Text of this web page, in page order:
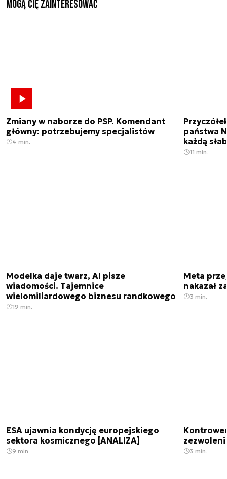
Mogą Cię zainteresować
Zmiany w naborze do PSP. Komendant
główny: potrzebujemy specjalistów
4 min.
państwa
każdą
11 min.
Modelka daje twarz, AI pisze
wiadomości. Tajemnice
wielomiliardowego biznesu randkowego
19 min.
Meta
nakazał
3 min.
ESA ujawnia kondycję europejskiego
sektora kosmicznego [ANALIZA]
9 min. 3 min.